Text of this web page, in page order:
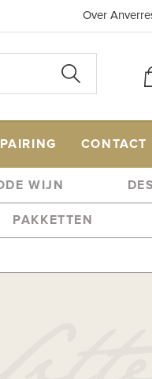
Over
CONTACT
WIJN
PAKKETTEN